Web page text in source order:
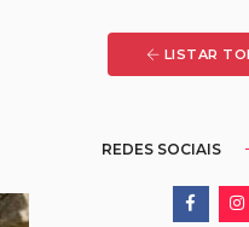
LISTAR
REDES SOCIAIS